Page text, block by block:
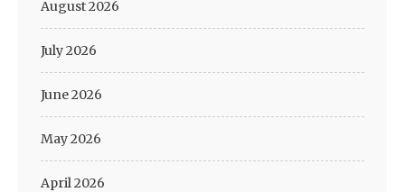
August 2026
July 2026
June 2026
May 2026
April 2026